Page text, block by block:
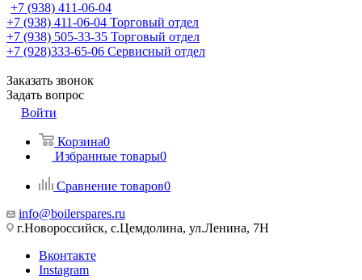
+7 (938) 411-06-04
+7 (938) 411-06-04 Торговый отдел
+7 (938) 505-33-35 Торговый отдел
+7 (928)333-65-06 Сервисный отдел
Заказать звонок
Задать вопрос
Войти
Корзина0
Избранные товары0
Сравнение товаров0
info@boilerspares.ru
г.Новороссийск, с.Цемдолина, ул.Ленина, 7Н
Вконтакте
Instagram